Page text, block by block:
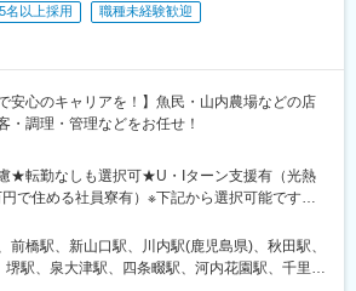
、新座駅、久喜駅、北本駅、三郷駅(埼玉県)、若
蓮田駅、杉戸高野台駅、千葉寺駅、スポーツセ
駅、北国分駅、愛宕駅(千葉県)、茂原駅、京成成
金駅、柏駅、南柏駅、増尾駅、五井駅、南流山
ドーム前矢田駅、国際センター駅、中村日赤
県)、新瑞橋駅、六番町駅、稲永駅、柴田駅、笠
海駅、一社駅、船町駅、大門駅(愛知県)、男川
町駅、黒田駅(愛知県)、水野駅、成岩駅、勝川
駅、御油駅、津島駅、一ツ木駅、上挙母駅、安
牧口駅、小牧原駅、国府宮駅、大府駅、新舞子
5名以上採用
職種未経験歓迎
安心のキャリアを！】魚民・山内農場などの店
・調理・管理などをお任せ！
★転勤なしも選択可★U・Iターン支援有（光熱
で住める社員寮有）※下記から選択可能です。
地域内（約50店舗グループ）で転勤あり【地域
通える範囲（1時間～1時間半の通勤範囲内）を
務地例■北海道札幌／函館■東北青森市／盛岡
前橋駅、新山口駅、川内駅(鹿児島県)、秋田駅、
駅、泉大津駅、四条畷駅、河内花園駅、千里中